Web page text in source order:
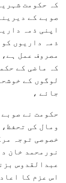
کہ حکومت
صوبے کے
اپنی ذمہ
ذمہ داریوں
مصروف عمل
کہ ماضی کے
لوگوں کے
جائے ،
حکومت نے
ومال کی
خصوصی توجہ
نورمحمد خان
عبدالقدوس
اس عزم کا